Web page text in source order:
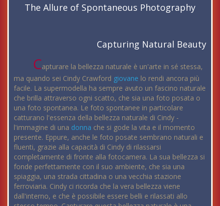
The Allure of Spontaneous Photography
Capturing Natural Beauty
Capturare la bellezza naturale è un'arte in sé stessa,
ma quando sei Cindy Crawford giovane lo rendi ancora più
facile. La supermodella ha sempre avuto un fascino naturale
che brilla attraverso ogni scatto, che sia una foto posata o
una foto spontanea. Le foto spontanee in particolare
catturano l'essenza della bellezza naturale di Cindy -
l'immagine di una donna che si gode la vita e il momento
presente. Eppure, anche le foto posate sembrano naturali e
fluenti, grazie alla capacità di Cindy di rilassarsi
completamente di fronte alla fotocamera. La sua bellezza si
fonde perfettamente con il suo ambiente, che sia una
spiaggia, una strada cittadina o una vecchia stazione
ferroviaria. Cindy ci ricorda che la vera bellezza viene
dall'interno, e che è possibile essere belli e rilassati allo